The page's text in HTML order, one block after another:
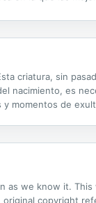
criatura, sin
nacimiento, es
momentos de
as we know it. This
copyright